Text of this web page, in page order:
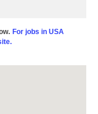
For jobs in USA